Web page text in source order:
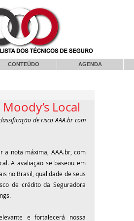
CONTEÚDO AGENDA
Local
de risco AAA.br com
a nota máxima, AAA.br, com
A avaliação se baseou em
no Brasil, qualidade de seus
de crédito da Seguradora
e fortalecerá nossa